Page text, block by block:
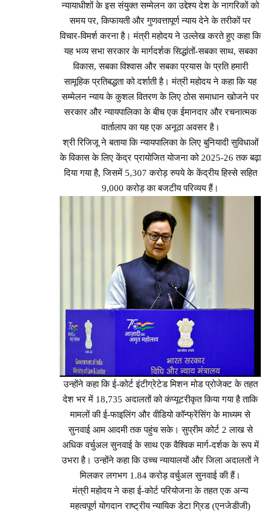
न्यायाधीशों के इस संयुक्त सम्मेलन का उद्देश्य देश के नागरिकों को
समय पर, किफायती और गुणवत्तापूर्ण न्याय देने के तरीकों पर
विचार-विमर्श करना है। मंत्री महोदय ने उल्लेख करते हुए कहा कि
यह भव्य सभा सरकार के मार्गदर्शक सिद्धांतों-सबका साथ, सबका
विकास, सबका विश्वास और सबका प्रयास के प्रति हमारी
सामूहिक प्रतिबद्धता को दर्शाती है। मंत्री महोदय ने कहा कि यह
सम्मेलन न्याय के कुशल वितरण के लिए ठोस समाधान खोजने पर
सरकार और न्यायपालिका के बीच एक ईमानदार और रचनात्मक
वार्तालाप का यह एक अनूठा अवसर है।
श्री रिजिजू ने बताया कि न्यायपालिका के लिए बुनियादी सुविधाओं
के विकास के लिए केंद्र प्रायोजित योजना को 2025-26 तक बढ़ा
दिया गया है, जिसमें 5,307 करोड़ रुपये के केंद्रीय हिस्से सहित
9,000 करोड़ का बजटीय परिव्यय हैं।
उन्होंने कहा कि ई-कोर्ट इंटीग्रेटेड मिशन मोड प्रोजेक्ट के तहत
देश भर में 18,735 अदालतों को कंप्यूटरीकृत किया गया है ताकि
मामलों की ई-फाइलिंग और वीडियो कॉन्फ्रेंसिंग के माध्यम से
सुनवाई आम आदमी तक पहुंच सके। सुप्रीम कोर्ट 2 लाख से
अधिक वर्चुअल सुनवाई के साथ एक वैश्विक मार्ग-दर्शक के रूप में
उभरा है। उन्होंने कहा कि उच्च न्यायालयों और जिला अदालतों ने
मिलकर लगभग 1.84 करोड़ वर्चुअल सुनवाई की हैं।
मंत्री महोदय ने कहा ई-कोर्ट परियोजना के तहत एक अन्य
महत्वपूर्ण योगदान राष्ट्रीय न्यायिक डेटा ग्रिड (एनजेडीजी)